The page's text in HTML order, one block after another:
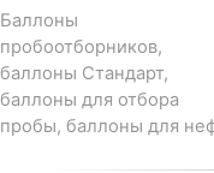
Баллоны
пробоотборников,
баллоны Стандарт,
баллоны для отбора
пробы, баллоны для